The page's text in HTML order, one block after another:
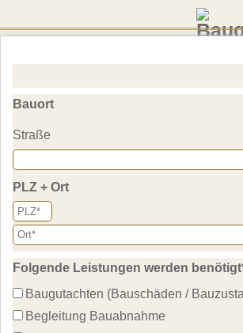
Jetzt kostenfrei unter 0800 5894744 anrufen
Bauort
Straße
PLZ + Ort
Folgende Leistungen werden benötigt
Baugutachten (Bauschäden /
Begleitung Bauabnahme